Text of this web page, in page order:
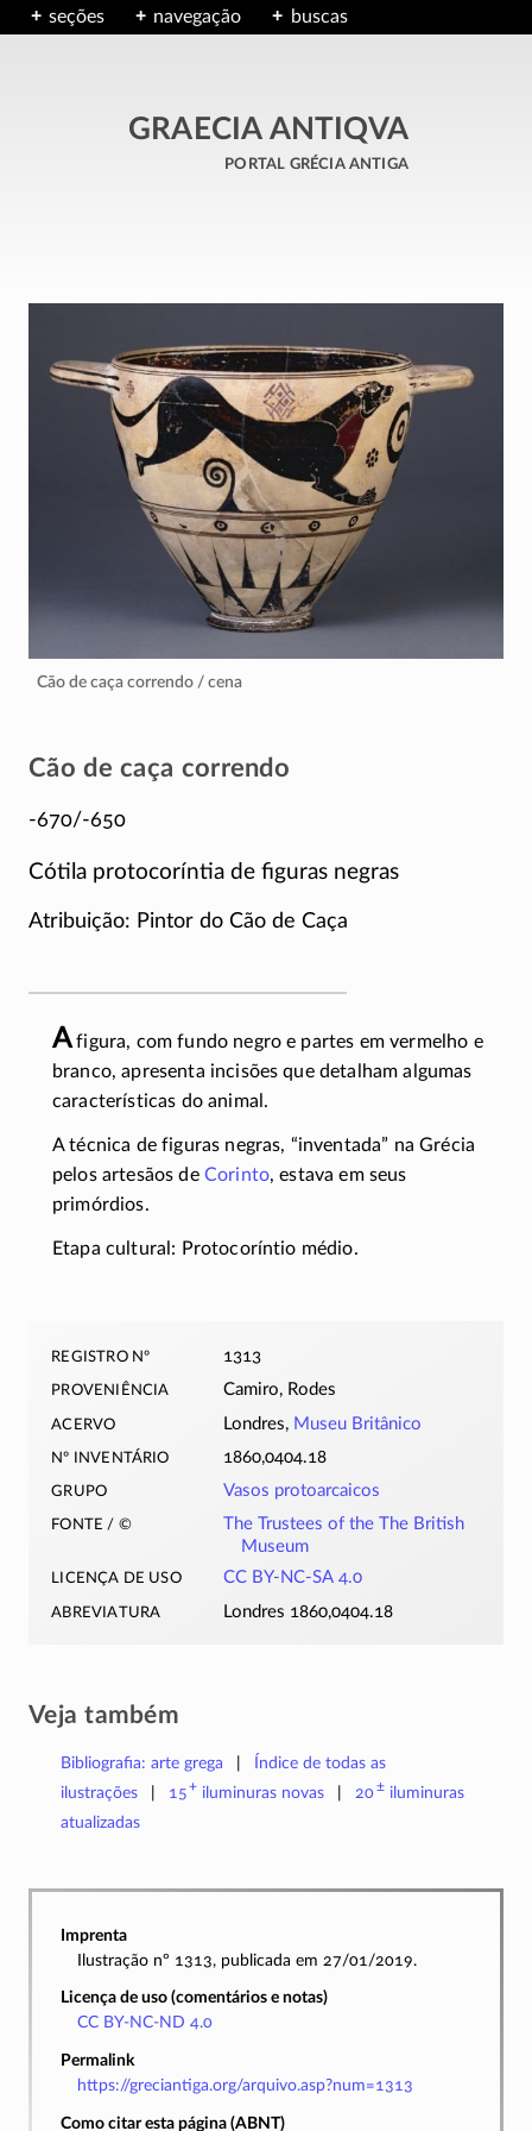
seções navegação buscas
GRAECIA ANTIQVA
portal grécia antiga
Cão de caça correndo / cena
Cão de caça correndo
-670/-650
Cótila protocoríntia de figuras negras
Atribuição: Pintor do Cão de Caça
Afigura, com fundo negro e partes em vermelho e
branco, apresenta incisões que detalham algumas
características do animal.
A técnica de figuras negras, “inventada” na Grécia
pelos artesãos de Corinto, estava em seus
primórdios.
Etapa cultural: Protocoríntio médio.
registro nº 1313
proveniência Camiro, Rodes
acervo Londres, Museu Britânico
nº inventário 1860,0404.18
grupo Vasos protoarcaicos
fonte / ©
The Trustees of the The British
Museum
licença de uso CC BY-NC-SA 4.0
abreviatura Londres 1860,0404.18
Veja também
Bibliografia: arte grega
Índice de todas as
ilustrações
15+ iluminuras novas 20±iluminuras
atualizadas
Imprenta
Ilustração nº 1313, publicada em 27/01/2019.
Licença de uso (comentários e notas)
CC BY-NC-ND 4.0
Permalink
https://greciantiga.org/arquivo.asp?num=1313
Como citar esta página (ABNT)